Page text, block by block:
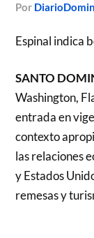
por
Espinal indica
SANTO
Washington,
entrada en
contexto
las relaciones
y Estados
remesas y